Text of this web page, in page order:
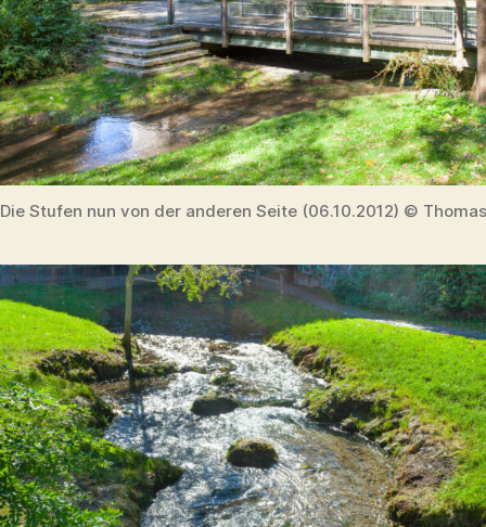
Die Stufen nun von der anderen Seite (06.10.2012) ©